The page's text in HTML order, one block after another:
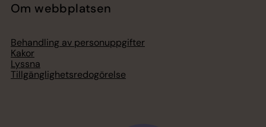
Om webbplatsen
Behandling av personuppgifter
Kakor
Lyssna
Tillgänglighetsredogörelse